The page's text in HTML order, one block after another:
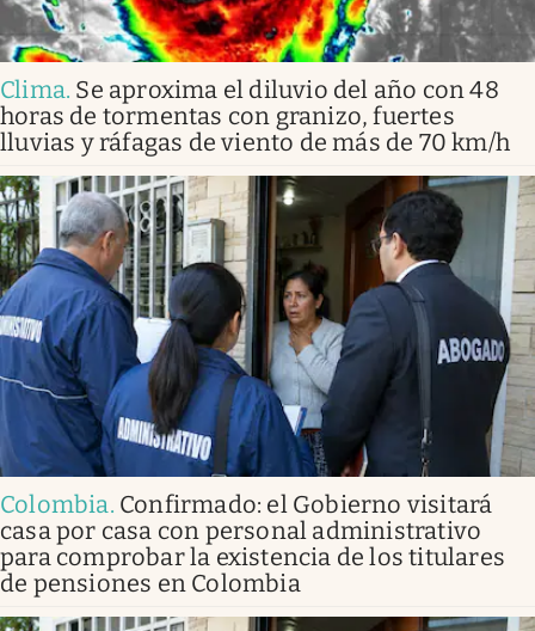
Clima. Se aproxima el diluvio del año con 48
horas de tormentas con granizo, fuertes
lluvias y ráfagas de viento de más de 70 km/h
Colombia. Confirmado: el Gobierno visitará
casa por casa con personal administrativo
para comprobar la existencia de los titulares
de pensiones en Colombia